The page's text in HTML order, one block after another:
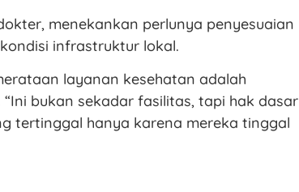
menekankan perlunya penyesuaian
infrastruktur lokal.
layanan kesehatan adalah
bukan sekadar fasilitas, tapi hak dasar
tertinggal hanya karena mereka tinggal